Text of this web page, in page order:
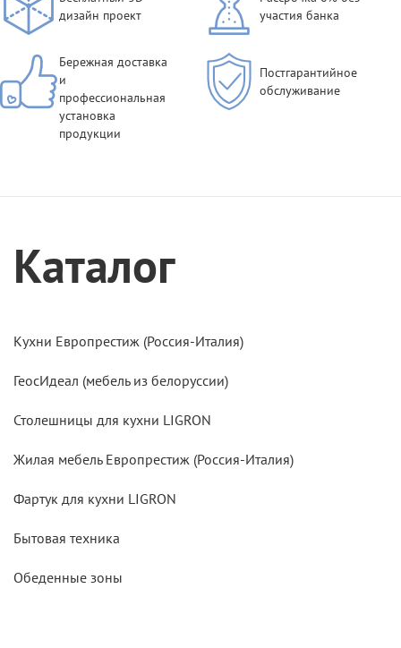
дизайн проект
участия банка
Бережная доставка
и
профессиональная
установка
продукции
Постгарантийное
обслуживание
Каталог
Кухни Европрестиж (Россия-Италия)
ГеосИдеал (мебель из белоруссии)
Столешницы для кухни LIGRON
Жилая мебель Европрестиж (Россия-Италия)
Фартук для кухни LIGRON
Бытовая техника
Обеденные зоны